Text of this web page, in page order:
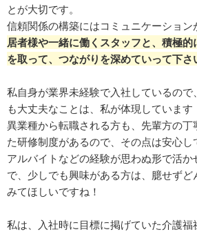
とが大切です。
信頼関係の構築にはコミュニケーション
居者様や一緒に働くスタッフと、積極
を取って、つながりを深めていって下さ
私自身が業界未経験で入社しているので
も大丈夫なことは、私が体現しています
異業種から転職される方も、先輩方の丁
た研修制度があるので、その点は安心し
アルバイトなどの経験が思わぬ形で活
で、少しでも興味がある方は、臆せずど
みてほしいですね！
私は、入社時に目標に掲げていた介護